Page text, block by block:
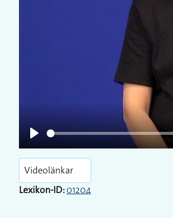
Play
Videolänkar
Lexikon-ID:01204